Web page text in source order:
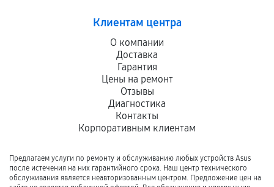
Клиентам центра
О компании
Доставка
Гарантия
Цены на ремонт
Отзывы
Диагностика
Контакты
Корпоративным клиентам
Предлагаем услуги по ремонту и обслуживанию любых устройств Asus
после истечения на них гарантийного срока. Наш центр технического
обслуживания является неавторизованным центром. Предложение цен на